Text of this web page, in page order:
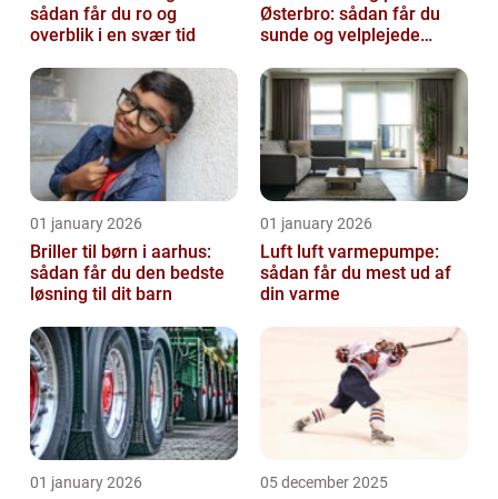
sådan får du ro og
overblik i en svær tid
Østerbro: sådan får du
sunde og velplejede
01 january 2026
Briller til børn i aarhus:
sådan får du den bedste
løsning til dit barn
01 january 2026
Luft luft varmepumpe:
sådan får du mest ud af
din varme
01 january 2026 05 december 2025